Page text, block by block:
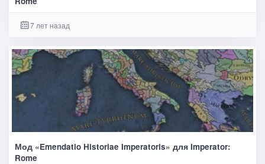
7 лет назад
Мод «Emendatio Historiae Imperatoris» для Imperator:
Rome